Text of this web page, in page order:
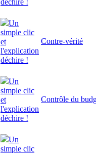
Un
simple clic
et
l'explication
déchire !
Contre-vérité
Un
simple clic
et
l'explication
déchire !
Contrôle du
Un
simple clic